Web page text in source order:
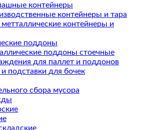
контейнеры
контейнеры и тара
контейнеры и
поддоны
поддоны стоечные
для паллет и поддонов
подставки для бочек
сбора мусора